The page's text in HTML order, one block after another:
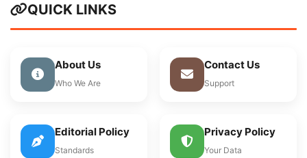
QUICK LINKS
About Us
Who We Are
Contact Us
Support
Editorial Policy
Standards
Privacy Policy
Your Data